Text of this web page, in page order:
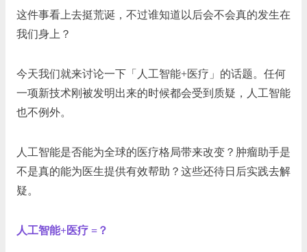
这件事看上去挺荒诞，不过谁知道以后会不会真的发生在
我们身上？
今天我们就来讨论一下「人工智能+医疗」的话题。任何
一项新技术刚被发明出来的时候都会受到质疑，人工智能
也不例外。
人工智能是否能为全球的医疗格局带来改变？肿瘤助手是
不是真的能为医生提供有效帮助？这些还待日后实践去解
疑。
人工智能+医疗 =？